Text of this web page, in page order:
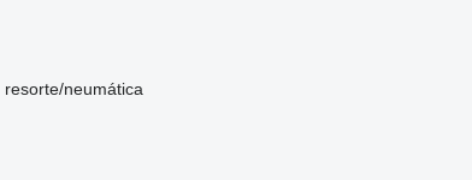
resorte/neumática